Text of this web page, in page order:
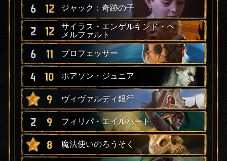
6 12 ジャック：奇跡の子
2 12
サイラス・エンゲルキンド・ヘ
メルファルト
6 11 プロフェッサー
4 10 ホアソン・ジュニア
9 ヴィヴァルディ銀行
2 9 フィリパ・エイルハート
8 魔法使いのろうそく